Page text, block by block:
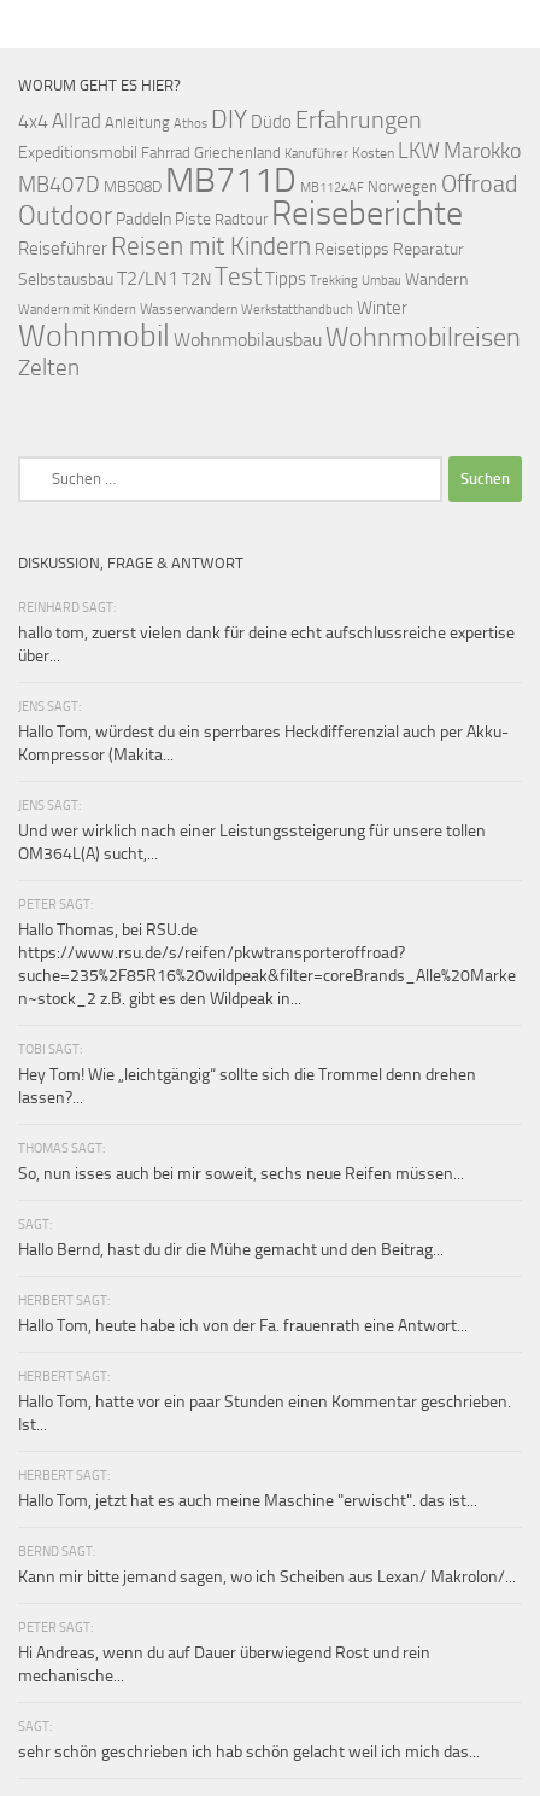
WORUM GEHT ES HIER?
4x4 Allrad Anleitung Athos DIY Düdo Erfahrungen
Expeditionsmobil Fahrrad Griechenland Kanuführer Kosten LKW Marokko
MB407D MB508D MB711D MB1124AF Norwegen Offroad
Outdoor Paddeln Piste Radtour Reiseberichte
Reiseführer Reisen mit Kindern Reisetipps Reparatur
SelbstausbauT2/LN1 T2N TestTipps Trekking Umbau Wandern
Wandern mit Kindern Wasserwandern Werkstatthandbuch Winter
Wohnmobil Wohnmobilausbau Wohnmobilreisen
Zelten
DISKUSSION, FRAGE & ANTWORT
REINHARD SAGT:
hallo tom, zuerst vielen dank für deine echt aufschlussreiche expertise
über...
JENS SAGT:
Hallo Tom, würdest du ein sperrbares Heckdifferenzial auch per Akku-
Kompressor (Makita...
JENS SAGT:
Und wer wirklich nach einer Leistungssteigerung für unsere tollen
OM364L(A) sucht,...
PETER SAGT:
Hallo Thomas, bei RSU.de
https://www.rsu.de/s/reifen/pkwtransporteroffroad?
suche=235%2F85R16%20wildpeak&filter=coreBrands_Alle%20Marke
n~stock_2 z.B. gibt es den Wildpeak in...
TOBI SAGT:
Hey Tom! Wie „leichtgängig“ sollte sich die Trommel denn drehen
lassen?...
THOMAS SAGT:
So, nun isses auch bei mir soweit, sechs neue Reifen müssen...
SAGT:
Hallo Bernd, hast du dir die Mühe gemacht und den Beitrag...
HERBERT SAGT:
Hallo Tom, heute habe ich von der Fa. frauenrath eine Antwort...
HERBERT SAGT:
Hallo Tom, hatte vor ein paar Stunden einen Kommentar geschrieben.
Ist...
HERBERT SAGT:
Hallo Tom, jetzt hat es auch meine Maschine "erwischt". das ist...
BERND SAGT:
Kann mir bitte jemand sagen, wo ich Scheiben aus Lexan/ Makrolon/...
PETER SAGT:
Hi Andreas, wenn du auf Dauer überwiegend Rost und rein
mechanische...
SAGT:
sehr schön geschrieben ich hab schön gelacht weil ich mich das...